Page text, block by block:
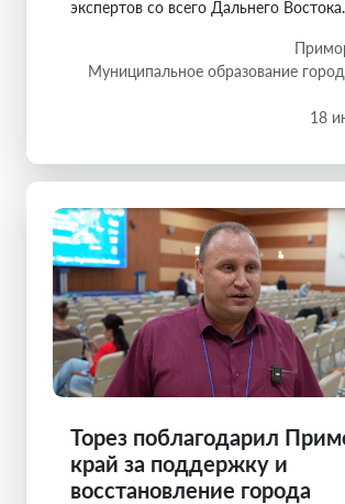
экспертов со всего Дальнего Востока.
Муниципальное образование
18
Торез поблагодарил
край за поддержку и
восстановление города